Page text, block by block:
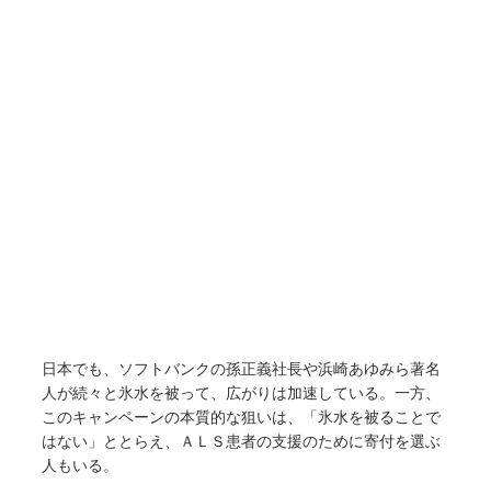
日本でも、ソフトバンクの孫正義社長や浜崎あゆみら著名
人が続々と氷水を被って、広がりは加速している。一方、
このキャンペーンの本質的な狙いは、「氷水を被ることで
はない」ととらえ、ＡＬＳ患者の支援のために寄付を選ぶ
人もいる。